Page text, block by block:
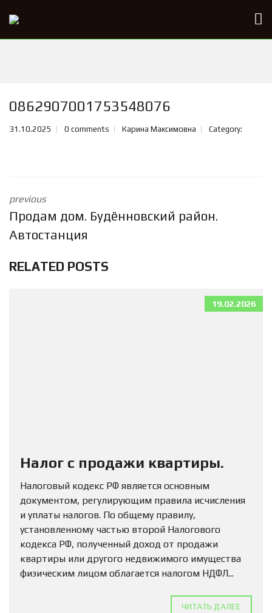
0862907001753548076
31.10.2025 0 comments Карина Максимовна Category:
previous
Продам дом. Будённовский район.
Автостанция
RELATED POSTS
19.02.2026
Налог с продажи квартиры.
Налоговый кодекс РФ является основным
документом, регулирующим правила исчисления
и уплаты налогов. По общему правилу,
установленному частью второй Налогового
кодекса РФ, полученный доход от продажи
квартиры или другого недвижимого имущества
физическим лицом облагается налогом НДФЛ...
ЧИТАТЬ ДАЛЕЕ